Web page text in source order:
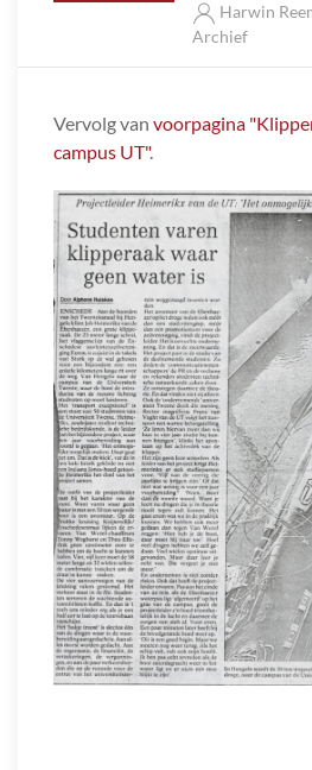
Harwin
Archief
Vervolg van voorpagina
campus UT".